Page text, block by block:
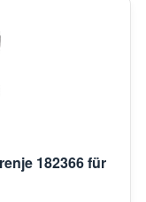
182366 für